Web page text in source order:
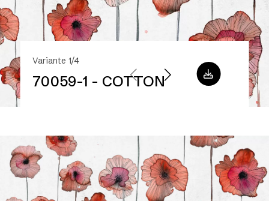
Variante 1/4
70059-1 - COTTON